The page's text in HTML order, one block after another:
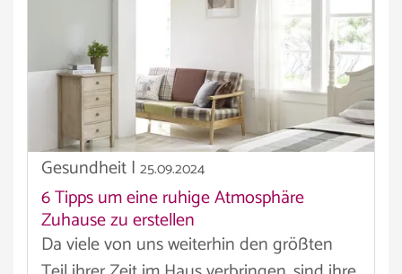
Gesundheit | 25.09.2024
6 Tipps um eine ruhige Atmosphäre
Zuhause zu erstellen
Da viele von uns weiterhin den größten